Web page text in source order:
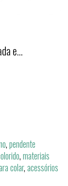
e...
,pendente
,materiais
colar,acessórios